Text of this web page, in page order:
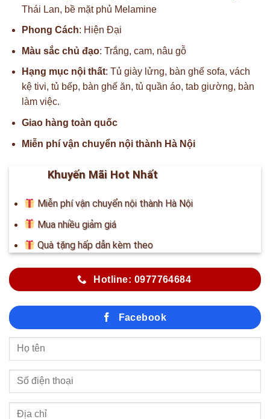
Thái Lan, bề mặt phủ Melamine
Phong Cách: Hiện Đại
Màu sắc chủ đạo: Trắng, cam, nâu gỗ
Hạng mục nội thất: Tủ giày lửng, bàn ghế sofa, vách
kệ tivi, tủ bếp, bàn ghế ăn, tủ quần áo, tab giường, bàn
làm việc.
Giao hàng toàn quốc
Miễn phí vận chuyển nội thành Hà Nội
Khuyến Mãi Hot Nhất
Miễn phí vận chuyển nội thành Hà Nội
Mua nhiều giảm giá
Quà tặng hấp dẫn kèm theo
Hotline: 0977764684
Facebook